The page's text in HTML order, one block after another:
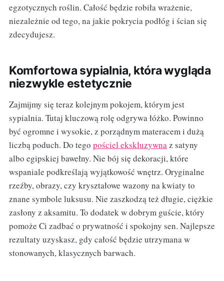
egzotycznych roślin. Całość będzie robiła wrażenie,
niezależnie od tego, na jakie pokrycia podłóg i ścian się
zdecydujesz.
Komfortowa sypialnia, która wygląda
niezwykle estetycznie
Zajmijmy się teraz kolejnym pokojem, którym jest
sypialnia. Tutaj kluczową rolę odgrywa łóżko. Powinno
być ogromne i wysokie, z porządnym materacem i dużą
liczbą poduch. Do tego pościel ekskluzywnaz satyny
albo egipskiej bawełny. Nie bój się dekoracji, które
wspaniale podkreślają wyjątkowość wnętrz. Oryginalne
rzeźby, obrazy, czy kryształowe wazony na kwiaty to
znane symbole luksusu. Nie zaszkodzą też długie, ciężkie
zasłony z aksamitu. To dodatek w dobrym guście, który
pomoże Ci zadbać o prywatność i spokojny sen. Najlepsze
rezultaty uzyskasz, gdy całość będzie utrzymana w
stonowanych, klasycznych barwach.